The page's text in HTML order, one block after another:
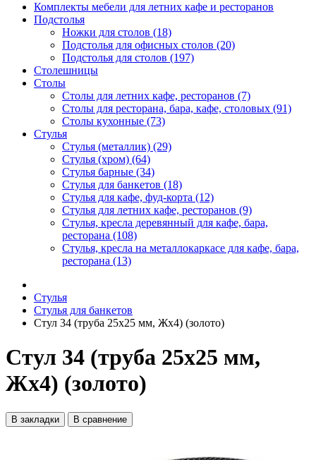
Комплекты мебели для летних кафе и ресторанов
Подстолья
Ножки для столов (18)
Подстолья для офисных столов (20)
Подстолья для столов (197)
Столешницы
Столы
Столы для летних кафе, ресторанов (7)
Столы для ресторана, бара, кафе, столовых (91)
Столы кухонные (73)
Стулья
Стулья (металлик) (29)
Стулья (хром) (64)
Стулья барные (34)
Стулья для банкетов (18)
Стулья для кафе, фуд-корта (12)
Стулья для летних кафе, ресторанов (9)
Стулья, кресла деревянный для кафе, бара,
ресторана (108)
Стулья, кресла на металлокаркасе для кафе, бара,
ресторана (13)
Стулья
Стулья для банкетов
Стул 34 (труба 25х25 мм, Жх4) (золото)
Стул 34 (труба 25х25 мм,
Жх4) (золото)
В закладки В сравнение